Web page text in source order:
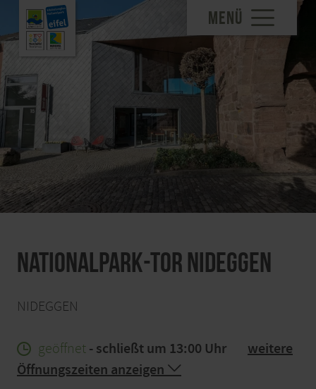
MENÜ
Nationalpark-Tor Nideggen
NIDEGGEN
geöffnet - schließt um 13:00 Uhr
weitere
Öffnungszeiten anzeigen